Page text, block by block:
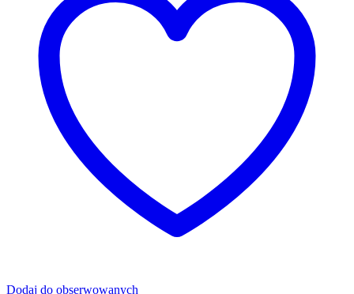
Dodaj do obserwowanych